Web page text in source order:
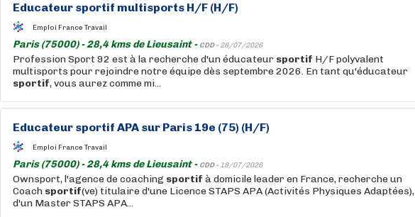
Educateur sportif multisports H/F (H/F)
Emploi France Travail
Paris (75000) - 28,4 kms de Lieusaint - CDD - 28/07/2026
Profession Sport 92 est à la recherche d'un éducateur sportif H/F polyvalent
multisports pour rejoindre notre équipe dès septembre 2026. En tant qu'éducateur
sportif, vous aurez comme mi...
Educateur sportif APA sur Paris 19e (75) (H/F)
Emploi France Travail
Paris (75000) - 28,4 kms de Lieusaint - CDD - 18/07/2026
Ownsport, l'agence de coaching sportif à domicile leader en France, recherche un
Coach sportif(ve) titulaire d'une Licence STAPS APA (Activités Physiques Adaptées),
d'un Master STAPS APA...